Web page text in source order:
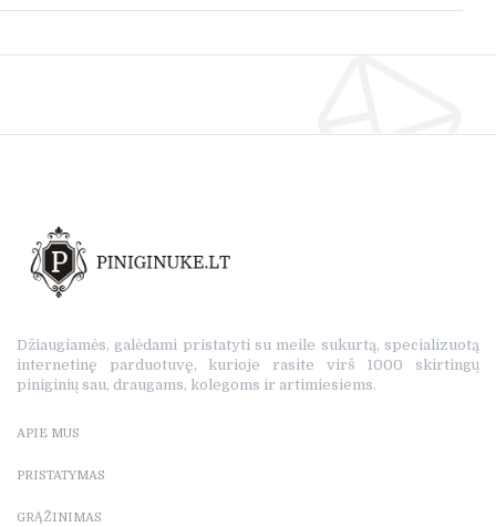
Džiaugiamės, galėdami pristatyti su meile sukurtą, specializuotą
internetinę parduotuvę, kurioje rasite virš 1000 skirtingų
piniginių sau, draugams, kolegoms ir artimiesiems.
APIE MUS
PRISTATYMAS
GRĄŽINIMAS